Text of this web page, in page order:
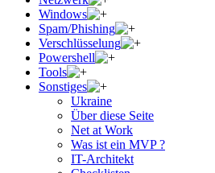
Windows
Spam/Phishing
Verschlüsselung
Powershell
Tools
Sonstiges
Ukraine
Über diese Seite
Net at Work
Was ist ein MVP ?
IT-Architekt